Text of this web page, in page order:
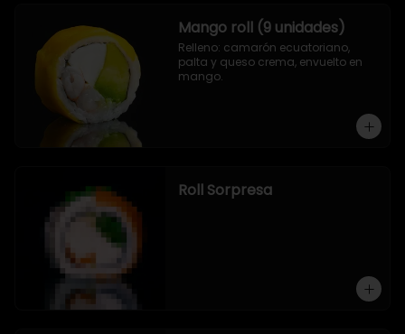
Mango roll (9 unidades)
Relleno: camarón ecuatoriano,
palta y queso crema, envuelto en
mango.
Roll Sorpresa